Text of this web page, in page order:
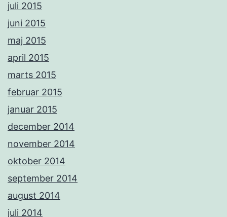
juli 2015
juni 2015
maj 2015
april 2015
marts 2015
februar 2015
januar 2015
december 2014
november 2014
oktober 2014
september 2014
august 2014
juli 2014